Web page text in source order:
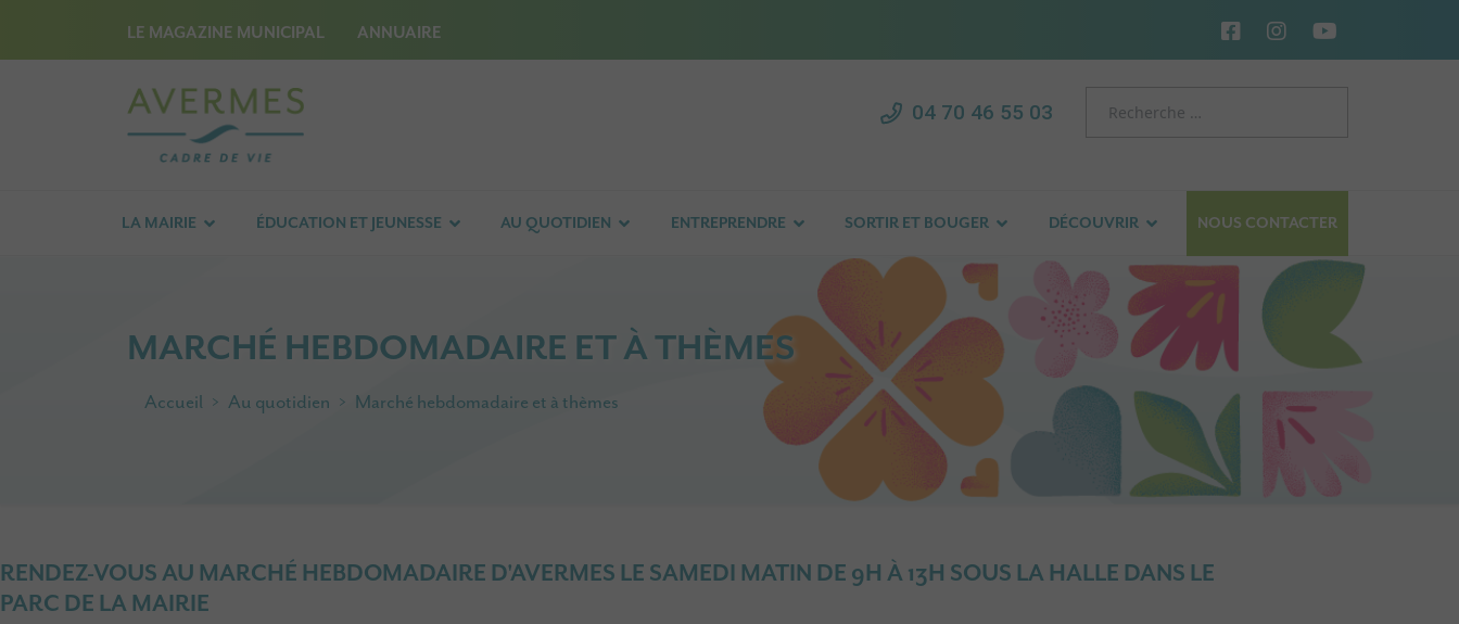
LE MAGAZINE MUNICIPAL ANNUAIRE
04 70 46 55 03
LA MAIRIE ÉDUCATION ET JEUNESSE AU QUOTIDIEN ENTREPRENDRE SORTIR ET BOUGER DÉCOUVRIR NOUS CONTACTER
MARCHÉ HEBDOMADAIRE ET À THÈMES
Accueil Au quotidien Marché hebdomadaire et à thèmes
RENDEZ-VOUS AU MARCHÉ HEBDOMADAIRE D'AVERMES LE SAMEDI MATIN DE 9H À 13H SOUS LA HALLE DANS LE
PARC DE LA MAIRIE